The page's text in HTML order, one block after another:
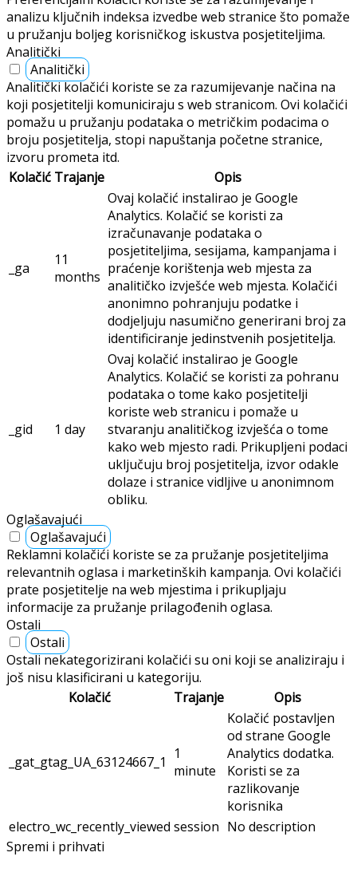
analizu ključnih indeksa izvedbe web stranice što pomaže
u pružanju boljeg korisničkog iskustva posjetiteljima.
Analitički
Analitički
Analitički kolačići koriste se za razumijevanje načina na
koji posjetitelji komuniciraju s web stranicom. Ovi kolačići
pomažu u pružanju podataka o metričkim podacima o
broju posjetitelja, stopi napuštanja početne stranice,
izvoru prometa itd.
Kolačić Trajanje Opis
_ga
11
months
Ovaj kolačić instalirao je Google
Analytics. Kolačić se koristi za
izračunavanje podataka o
posjetiteljima, sesijama, kampanjama i
praćenje korištenja web mjesta za
analitičko izvješće web mjesta. Kolačići
anonimno pohranjuju podatke i
dodjeljuju nasumično generirani broj za
identificiranje jedinstvenih posjetitelja.
_gid 1 day
Ovaj kolačić instalirao je Google
Analytics. Kolačić se koristi za pohranu
podataka o tome kako posjetitelji
koriste web stranicu i pomaže u
stvaranju analitičkog izvješća o tome
kako web mjesto radi. Prikupljeni podaci
uključuju broj posjetitelja, izvor odakle
dolaze i stranice vidljive u anonimnom
obliku.
Oglašavajući
Oglašavajući
Reklamni kolačići koriste se za pružanje posjetiteljima
relevantnih oglasa i marketinških kampanja. Ovi kolačići
prate posjetitelje na web mjestima i prikupljaju
informacije za pružanje prilagođenih oglasa.
Ostali
Ostali
Ostali nekategorizirani kolačići su oni koji se analiziraju i
još nisu klasificirani u kategoriju.
Kolačić
Trajanje Opis
_gat_gtag_UA_63124667_1
1
minute
Kolačić postavljen
od strane Google
Analytics dodatka.
Koristi se za
razlikovanje
korisnika
electro_wc_recently_viewed session No description
Spremi i prihvati